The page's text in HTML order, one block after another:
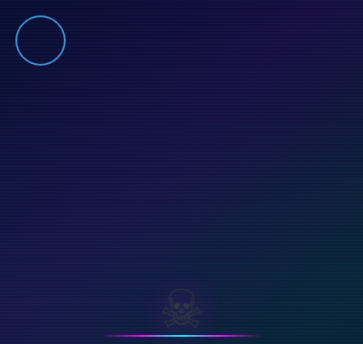
folosim module cookie și alte tehnologii similare în scopul îmbunătățirii
experienței dumneavoastră de navigare.
ACCEPT
☠